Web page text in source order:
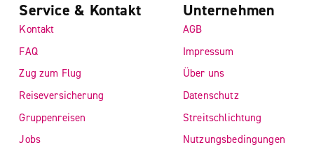
Service & Kontakt
Kontakt
FAQ
Zug zum Flug
Reiseversicherung
Gruppenreisen
Jobs
Unternehmen
AGB
Impressum
Über uns
Datenschutz
Streitschlichtung
Nutzungsbedingungen